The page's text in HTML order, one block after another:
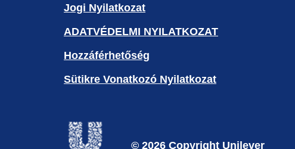
Jogi Nyilatkozat
ADATVÉDELMI NYILATKOZAT
Beállítások Kezelése
Hozzáférhetőség